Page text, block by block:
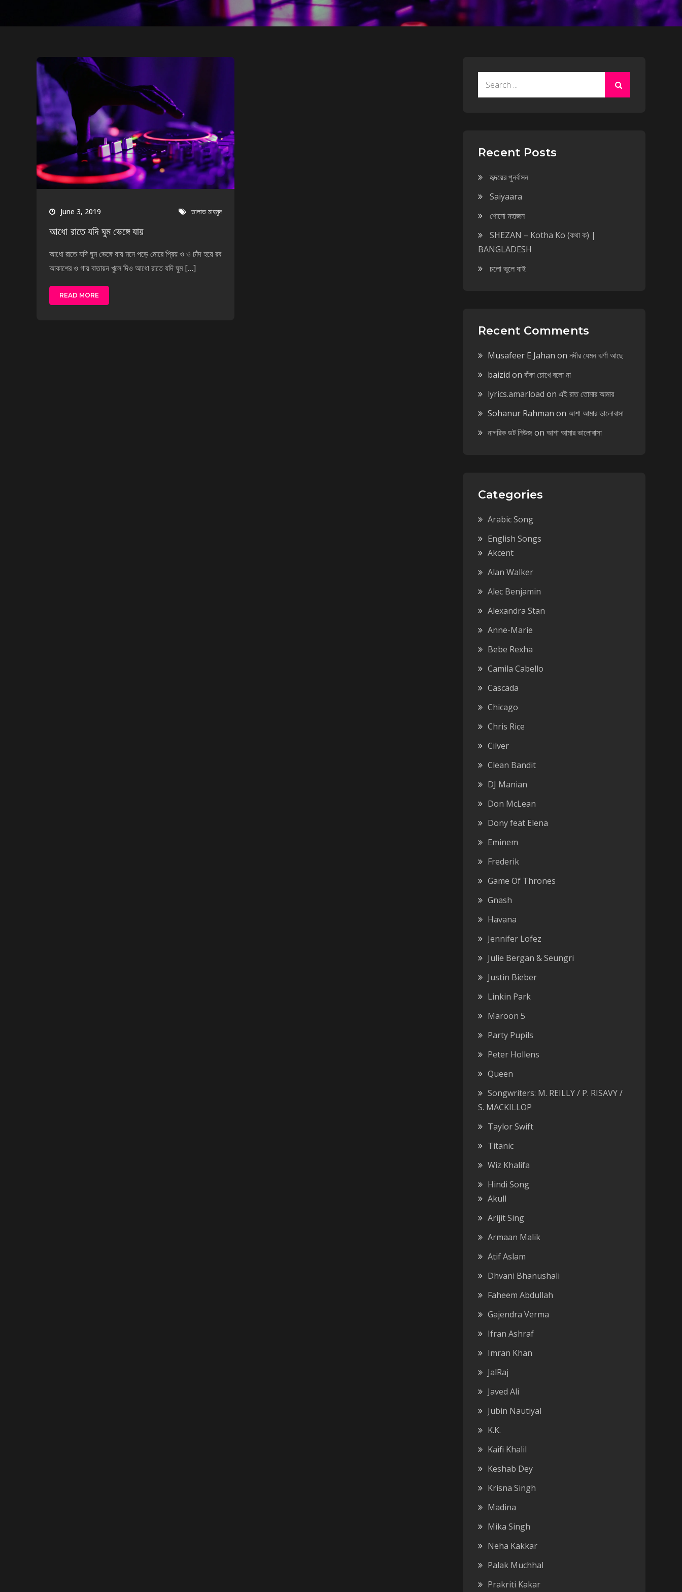
June 3, 2019 তালাত মাহমুদ
আধো রাতে যদি ঘুম ভেঙ্গে যায়
আধো রাতে যদি ঘুম ভেঙ্গে যায় মনে পড়ে মোরে প্রিয় ও ও চাঁদ হয়ে রব
আকাশের ও গায় বাতায়ন খুলে দিও আধো রাতে যদি ঘুম […]
READ MORE
Recent Posts
হৃদয়ের পুনর্বাসন
Saiyaara
শোনো মহাজন
SHEZAN – Kotha Ko (কথা ক) |
BANGLADESH
চলো ভুলে যাই
Recent Comments
Musafeer E Jahan on নদীর যেমন ঝর্ণা আছে
baizid on বাঁকা চোখে বলো না
lyrics.amarload on এই রাত তোমার আমার
Sohanur Rahman on আশা আমার ভালোবাসা
নাগরিক ডট নিউজon আশা আমার ভালোবাসা
Categories
Arabic Song
English Songs
Akcent
Alan Walker
Alec Benjamin
Alexandra Stan
Anne-Marie
Bebe Rexha
Camila Cabello
Cascada
Chicago
Chris Rice
Cilver
Clean Bandit
DJ Manian
Don McLean
Dony feat Elena
Eminem
Frederik
Game Of Thrones
Gnash
Havana
Jennifer Lofez
Julie Bergan & Seungri
Justin Bieber
Linkin Park
Maroon 5
Party Pupils
Peter Hollens
Queen
Songwriters: M. REILLY / P. RISAVY /
S. MACKILLOP
Taylor Swift
Titanic
Wiz Khalifa
Hindi Song
Akull
Arijit Sing
Armaan Malik
Atif Aslam
Dhvani Bhanushali
Faheem Abdullah
Gajendra Verma
Ifran Ashraf
Imran Khan
JalRaj
Javed Ali
Jubin Nautiyal
K.K.
Kaifi Khalil
Keshab Dey
Krisna Singh
Madina
Mika Singh
Neha Kakkar
Palak Muchhal
Prakriti Kakar